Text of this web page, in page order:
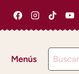
Menús Buscar: